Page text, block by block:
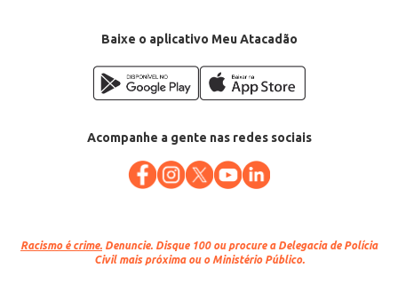
Venda: Por quilo na peçaBaixe o aplicativo Meu Atacadão
Acompanhe a gente nas redes sociais
Racismo é crime. Denuncie. Disque 100 ou procure a Delegacia de Polícia
Civil mais próxima ou o Ministério Público.